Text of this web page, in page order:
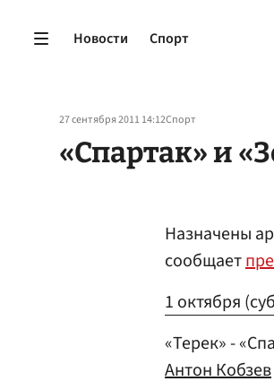
Новости Спорт
27 сентября 2011 14:12Спорт
«Спартак» и
Назначены
сообщает
1 октября
«Терек» -
Антон Кобзев